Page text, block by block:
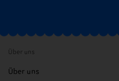
Über uns
Über uns